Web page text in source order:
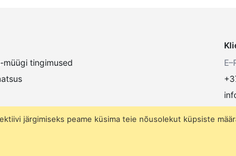
järgimiseks peame küsima teie nõusolekut küpsiste
müügi tingimused